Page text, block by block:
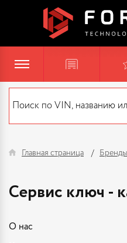
Главная страница Бренды
Сервис ключ -
О нас